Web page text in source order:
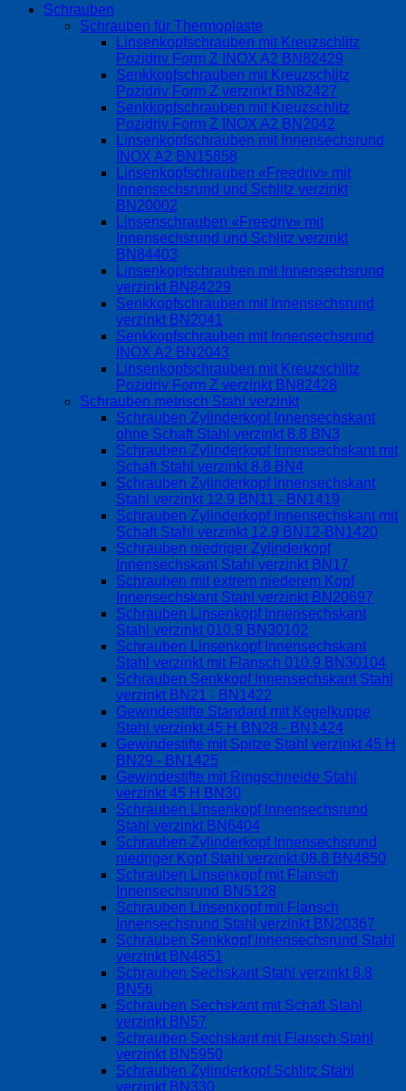
Schrauben
Schrauben für Thermoplaste
Linsenkopfschrauben mit Kreuzschlitz
Pozidriv Form Z INOX A2 BN82429
Senkkopfschrauben mit Kreuzschlitz
Pozidriv Form Z verzinkt BN82427
Senkkopfschrauben mit Kreuzschlitz
Pozidriv Form Z INOX A2 BN2042
Linsenkopfschrauben mit Innensechsrund
INOX A2 BN15858
Linsenkopfschrauben «Freedriv» mit
Innensechsrund und Schlitz verzinkt
BN20002
Linsenschrauben «Freedriv» mit
Innensechsrund und Schlitz verzinkt
BN84403
Linsenkopfschrauben mit Innensechsrund
verzinkt BN84229
Senkkopfschrauben mit Innensechsrund
verzinkt BN2041
Senkkopfschrauben mit Innensechsrund
INOX A2 BN2043
Linsenkopfschrauben mit Kreuzschlitz
Pozidriv Form Z verzinkt BN82428
Schrauben metrisch Stahl verzinkt
Schrauben Zylinderkopf Innensechskant
ohne Schaft Stahl verzinkt 8.8 BN3
Schrauben Zylinderkopf Innensechskant mit
Schaft Stahl verzinkt 8.8 BN4
Schrauben Zylinderkopf Innensechskant
Stahl verzinkt 12.9 BN11 - BN1419
Schrauben Zylinderkopf Innensechskant mit
Schaft Stahl verzinkt 12.9 BN12-BN1420
Schrauben niedriger Zylinderkopf
Innensechskant Stahl verzinkt BN17
Schrauben mit extrem niederem Kopf
Innensechskant Stahl verzinkt BN20697
Schrauben Linsenkopf Innensechskant
Stahl verzinkt 010.9 BN30102
Schrauben Linsenkopf Innensechskant
Stahl verzinkt mit Flansch 010.9 BN30104
Schrauben Senkkopf Innensechskant Stahl
verzinkt BN21 - BN1422
Gewindestifte Standard mit Kegelkuppe
Stahl verzinkt 45 H BN28 - BN1424
Gewindestifte mit Spitze Stahl verzinkt 45 H
BN29 - BN1425
Gewindestifte mit Ringschneide Stahl
verzinkt 45 H BN30
Schrauben Linsenkopf Innensechsrund
Stahl verzinkt BN6404
Schrauben Zylinderkopf Innensechsrund
niedriger Kopf Stahl verzinkt 08.8 BN4850
Schrauben Linsenkopf mit Flansch
Innensechsrund BN5128
Schrauben Linsenkopf mit Flansch
Innensechsrund Stahl verzinkt BN20367
Schrauben Senkkopf Innensechsrund Stahl
verzinkt BN4851
Schrauben Sechskant Stahl verzinkt 8.8
BN56
Schrauben Sechskant mit Schaft Stahl
verzinkt BN57
Schrauben Sechskant mit Flansch Stahl
verzinkt BN5950
Schrauben Zylinderkopf Schlitz Stahl
verzinkt BN330